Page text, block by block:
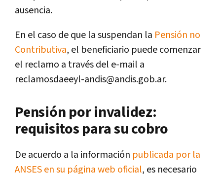
ausencia.
En el caso de que la suspendan la Pensión no
Contributiva, el beneficiario puede comenzar
el reclamo a través del e-mail a
reclamosdaeeyl-andis@andis.gob.ar.
Pensión por invalidez:
requisitos para su cobro
De acuerdo a la información publicada por la
ANSES en su página web oficial, es necesario